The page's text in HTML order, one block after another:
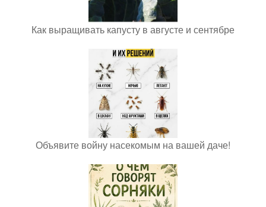
Как выращивать капусту в августе и сентябре
Объявите войну насекомым на вашей даче!